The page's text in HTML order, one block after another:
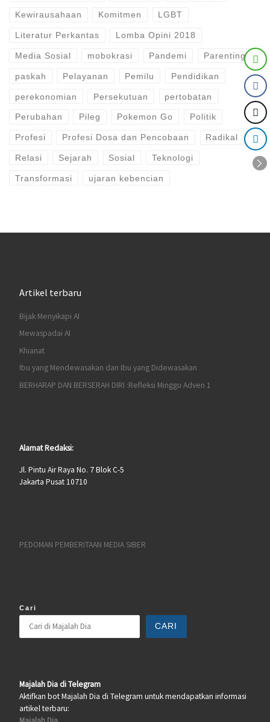
Kewirausahaan Komitmen LGBT
Literatur Perkantas Lomba Opini 2018
Media Sosial mobokrasi Pandemi Parenting
paskah Pelayanan Pemilu Pendidikan
perekonomian Persekutuan pertobatan
Perubahan Pileg Pokemon Go Politik
Profesi Profesi Dosa dan Pencobaan Radikal
Relasi Sejarah Sosial Teknologi
Transformasi ujaran kebencian
Artikel terbaru
Bijak Menyikapi AI
Mewaspadai AI
Khianat
Ibu yang Mendewasakan dan Ibu yang Didewasakan
BERHARAP DAN BERSERAH DIRI :Refleksi Minggu Adven 1
Alamat Redaksi:
Jl. Pintu Air Raya No. 7 Blok C-5
Jakarta Pusat 10710
PEDOMAN PEMBERITAAN MEDIA SIBER
Cari
CARI
Majalah Dia di Telegram
Aktifkan bot Majalah Dia di Telegram untuk mendapatkan informasi
artikel terbaru: